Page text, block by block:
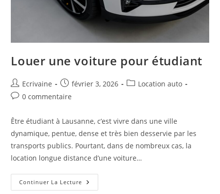
Louer une voiture pour étudiant
Auteur/autrice
de
Ecrivaine
Publication
publiée :
février 3, 2026
PostLocation auto
Commentaires
la
publication :
0 commentaire
Être étudiant à Lausanne, c’est vivre dans une ville
dynamique, pentue, dense et très bien desservie par les
transports publics. Pourtant, dans de nombreux cas, la
location longue distance d’une voiture…
Continuer La Lecture Louer
Une